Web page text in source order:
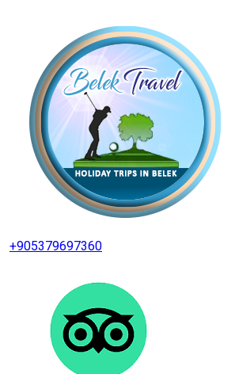
+905379697360